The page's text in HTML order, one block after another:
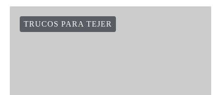
TRUCOS PARA TEJER